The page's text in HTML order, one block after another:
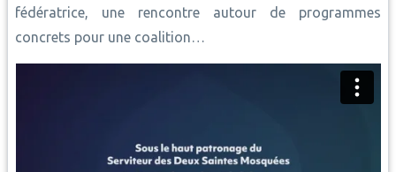
fédératrice, une rencontre autour de programmes
concrets pour une coalition…